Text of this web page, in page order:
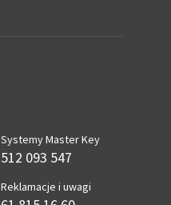
Systemy Master Key
512 093 547
Reklamacje i uwagi